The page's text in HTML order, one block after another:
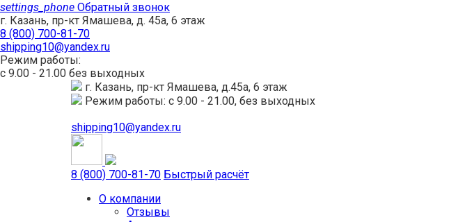
settings_phone Обратный звонок
г. Казань, пр-кт Ямашева, д. 45а, 6 этаж
8 (800) 700-81-70
shipping10@yandex.ru
Режим работы:
с 9.00 - 21.00 без выходных
г. Казань, пр-кт Ямашева, д.45а, 6 этаж
Режим работы: с 9.00 - 21.00, без выходных
shipping10@yandex.ru
8 (800) 700-81-70 Быстрый расчёт
О компании
Отзывы